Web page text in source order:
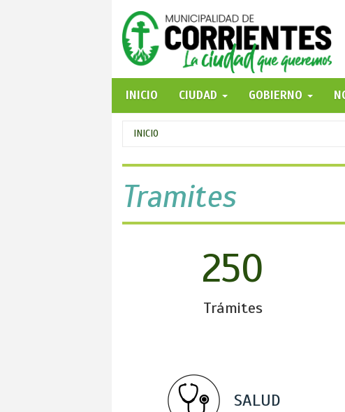
INICIO
CIUDAD GOBIERNO
Se
encuentra
usted
aquí
INICIO
Tramites
250
Trámites
SALUD